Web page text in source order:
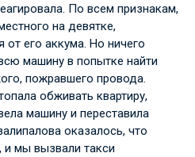
По всем признакам,
на девятке,
его аккума. Но ничего
машину в попытке найти
пожравшего провода.
обживать квартиру,
машину и переставила
оказалось, что
и мы вызвали такси